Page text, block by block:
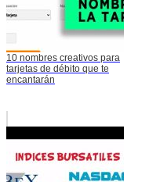
10 nombres creativos para
tarjetas de débito que te
encantarán